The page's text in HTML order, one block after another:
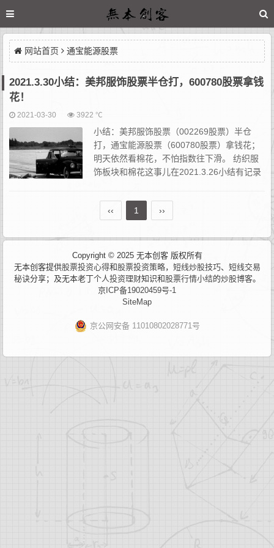
网站首页 ​通宝能源股票
2021.3.30小结：美邦服饰股票半仓打，​600780股票拿钱
花！
2021-03-30 3922 ℃
小结：美邦服饰股票（002269股票）半仓
打，通宝能源股票（600780股票）拿钱花；
明天依然看棉花，不怕指数往下滑。 纺织服
饰板块和棉花这事儿在2021.3.26小结有记录
码得走个龙头股出来，很显然就是美邦服...
‹‹
1 ››
Copyright © 2025 无本创客 版权所有
无本创客提供股票投资心得和 股票投资策略， 短线炒股技巧、 短线交易
秘诀分享；及无本老丁个人投资理财知识和 股票行情小结的炒股博客。
京ICP备19020459号-1
SiteMap
京公网安备 11010802028771号